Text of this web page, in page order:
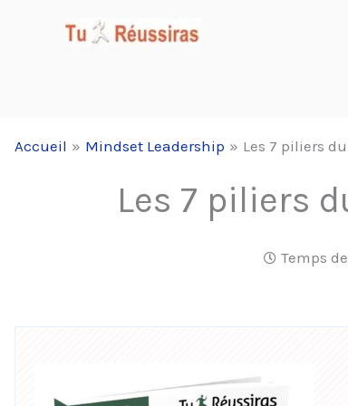
Accueil Mindset Leadership Les 7 piliers
Les 7 piliers
Temps